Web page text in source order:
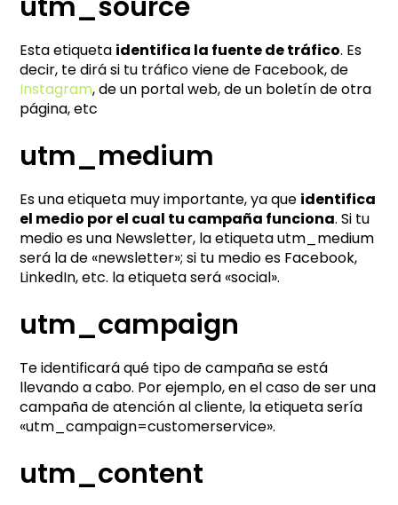
Esta etiqueta identifica la fuente de tráfico. Es
decir, te dirá si tu tráfico viene de Facebook, de
Instagram, de un portal web, de un boletín de otra
página, etc
utm_medium
Es una etiqueta muy importante, ya que identifica
el medio por el cual tu campaña funciona. Si tu
medio es una Newsletter, la etiqueta utm_medium
será la de «newsletter»; si tu medio es Facebook,
LinkedIn, etc. la etiqueta será «social».
utm_campaign
Te identificará qué tipo de campaña se está
llevando a cabo. Por ejemplo, en el caso de ser una
campaña de atención al cliente, la etiqueta sería
«utm_campaign=customerservice».
utm_content